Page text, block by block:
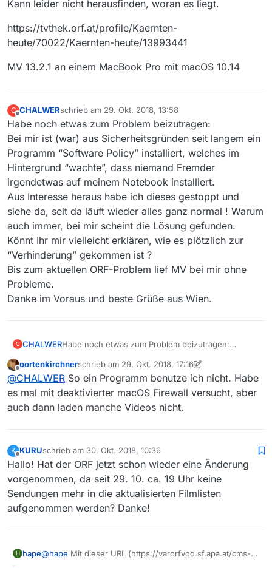
Kann leider nicht herausfinden, woran es liegt.
https://tvthek.orf.at/profile/Kaernten-
heute/70022/Kaernten-heute/13993441
MV 13.2.1 an einem MacBook Pro mit macOS 10.14
C
Offline
CHALWERschrieb am 29. Okt. 2018, 13:58
zuletzt editiert von
Habe noch etwas zum Problem beizutragen:
Bei mir ist (war) aus Sicherheitsgründen seit langem ein
Programm “Software Policy” installiert, welches im
Hintergrund “wachte”, dass niemand Fremder
irgendetwas auf meinem Notebook installiert.
Aus Interesse heraus habe ich dieses gestoppt und
siehe da, seit da läuft wieder alles ganz normal ! Warum
auch immer, bei mir scheint die Lösung gefunden.
Könnt Ihr mir vielleicht erklären, wie es plötzlich zur
“Verhinderung” gekommen ist ?
Bis zum aktuellen ORF-Problem lief MV bei mir ohne
Probleme.
Danke im Voraus und beste Grüße aus Wien.
C CHALWERHabe noch etwas zum Problem beizutragen:
ein Programm “Software Policy” installiert, welches
im Hintergrund “wachte”, dass niemand Fremder
irgendetwas auf meinem Notebook installiert.
Aus Interesse heraus habe ich dieses gestoppt und
siehe da, seit da läuft wieder alles ganz normal !
Könnt Ihr mir vielleicht erklären, wie es plötzlich zur
“Verhinderung” gekommen ist ?
Bis zum aktuellen ORF-Problem lief MV bei mir
ohne Probleme.
Danke im Voraus und beste Grüße aus Wien.
Offline
portenkirchnerschrieb am 29. Okt. 2018, 17:16
zuletzt editiert von portenkirchner
@CHALWER So ein Programm benutze ich nicht. Habe
es mal mit deaktivierter macOS Firewall versucht, aber
auch dann laden manche Videos nicht.
K
Offline
KURUschrieb am 30. Okt. 2018, 10:36
zuletzt editiert von
Hallo! Hat der ORF jetzt schon wieder eine Änderung
vorgenommen, da seit 29. 10. ca. 19 Uhr keine
Sendungen mehr in die aktualisierten Filmlisten
aufgenommen werden? Danke!
H hape@hape Mit dieser URL (https://varorfvod.sf.apa.at/cms-